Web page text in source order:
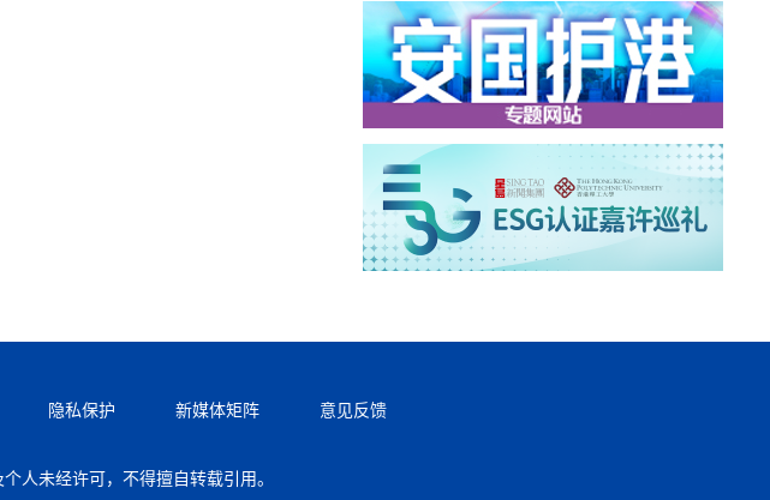
隐私保护 新媒体矩阵 意见反馈
人未经许可，不得擅自转载引用。